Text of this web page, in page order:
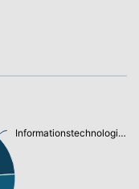
Informationstechnologie: 23,00%